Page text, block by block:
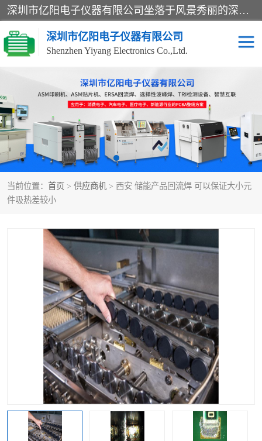
深圳市亿阳电子仪器有限公司坐落于风景秀丽的深圳市光明区，集SMT设备销售务为一体，努力为客户提供电子装配解决方案。与行业**SMT设备厂商：ASM（印刷机，锡膏检查机，贴片机），德国ERSA（爱莎）建立了稳固的代理合作关系，销售的设备一直保持**电子装配行业未来发展方向，能够满足客户各种繁杂产品的生产应用。
深圳市亿阳电子仪器有限公司
Shenzhen Yiyang Electronics Co.,Ltd.
当前位置： 首页 > 供应商机 > 西安 储能产品回流焊 可以保证大小元
件吸热差较小
SX全自动高速贴片机 E系列中速贴片机
NeoHorizon全自动锡膏印
刷机
选择性波峰焊
VERSAFLOW-335
回流焊HOTFLOW 3/20e 波峰焊
BGA返修台HR600/2 自动光学检测TR7700QE
TR5001
自动光学检测TR7710 XS全自动高速贴片机
TX 全自动高速贴片机